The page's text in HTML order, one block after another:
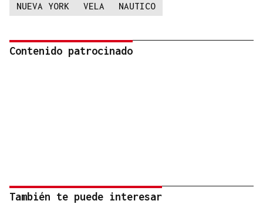
NUEVA YORK VELA NAUTICO
Contenido patrocinado
También te puede interesar